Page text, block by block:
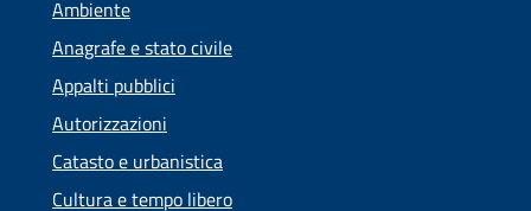
Ambiente
Anagrafe e stato civile
Appalti pubblici
Autorizzazioni
Catasto e urbanistica
Cultura e tempo libero